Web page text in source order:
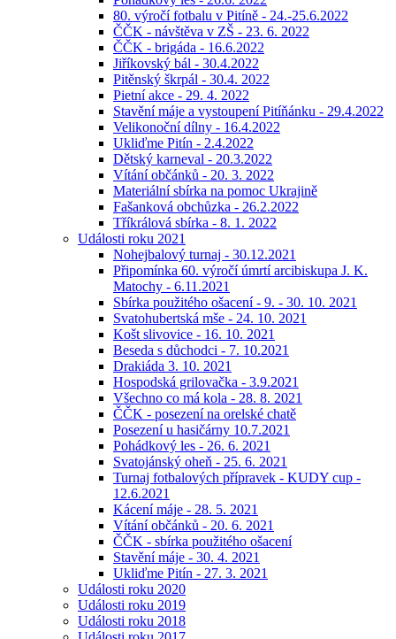
80. výročí fotbalu v Pitíně - 24.-25.6.2022
ČČK - návštěva v ZŠ - 23. 6. 2022
ČČK - brigáda - 16.6.2022
Jiříkovský bál - 30.4.2022
Pitěnský škrpál - 30.4. 2022
Pietní akce - 29. 4. 2022
Stavění máje a vystoupení Pitíňánku - 29.4.2022
Velikonoční dílny - 16.4.2022
Ukliďme Pitín - 2.4.2022
Dětský karneval - 20.3.2022
Vítání občánků - 20. 3. 2022
Materiální sbírka na pomoc Ukrajině
Fašanková obchůzka - 26.2.2022
Tříkrálová sbírka - 8. 1. 2022
Události roku 2021
Nohejbalový turnaj - 30.12.2021
Připomínka 60. výročí úmrtí arcibiskupa J. K.
Matochy - 6.11.2021
Sbírka použitého ošacení - 9. - 30. 10. 2021
Svatohubertská mše - 24. 10. 2021
Košt slivovice - 16. 10. 2021
Beseda s důchodci - 7. 10.2021
Drakiáda 3. 10. 2021
Hospodská grilovačka - 3.9.2021
Všechno co má kola - 28. 8. 2021
ČČK - posezení na orelské chatě
Posezení u hasičárny 10.7.2021
Pohádkový les - 26. 6. 2021
Svatojánský oheň - 25. 6. 2021
Turnaj fotbalových přípravek - KUDY cup -
12.6.2021
Kácení máje - 28. 5. 2021
Vítání občánků - 20. 6. 2021
ČČK - sbírka použitého ošacení
Stavění máje - 30. 4. 2021
Ukliďme Pitín - 27. 3. 2021
Události roku 2020
Události roku 2019
Události roku 2018